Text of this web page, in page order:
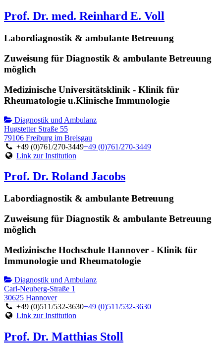
Prof. Dr. med. Reinhard E. Voll
Labordiagnostik & ambulante Betreuung
Zuweisung für Diagnostik & ambulante Betreuung
möglich
Medizinische Universitätsklinik - Klinik für
Rheumatologie u.Klinische Immunologie
Diagnostik und Ambulanz
Hugstetter Straße 55
79106 Freiburg im Breisgau
+49 (0)761/270-3449+49 (0)761/270-3449
Link zur Institution
Prof. Dr. Roland Jacobs
Labordiagnostik & ambulante Betreuung
Zuweisung für Diagnostik & ambulante Betreuung
möglich
Medizinische Hochschule Hannover - Klinik für
Immunologie und Rheumatologie
Diagnostik und Ambulanz
Carl-Neuberg-Straße 1
30625 Hannover
+49 (0)511/532-3630+49 (0)511/532-3630
Link zur Institution
Prof. Dr. Matthias Stoll